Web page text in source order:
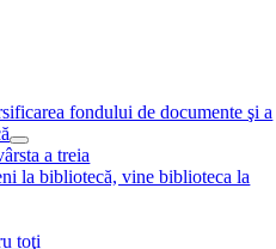
fondului de documente şi a
a treia
la bibliotecă, vine biblioteca la
toţi